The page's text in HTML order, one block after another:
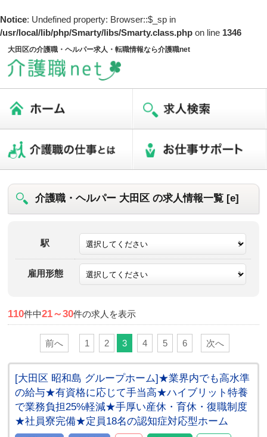
Notice: Undefined property: Browser::$_sp in
/usr/local/lib/php/Smarty/libs/Smarty.class.php on line 1346
大田区の介護職・ヘルパー求人・転職情報なら介護職net
介護職・ヘルパー 大田区 の求人情報一覧 [e]
駅
雇用形態
110件中21～30件の求人を表示
前へ 1 2 3 4 5 6 次へ
[大田区 昭和島 グループホーム]★業界内でも高水準
の給与★有資格に応じて手当高★ハイブリット特養
で業務負担25%軽減★手厚い産休・育休・復職制度
★社員寮完備★定員18名の認知症対応型ホーム